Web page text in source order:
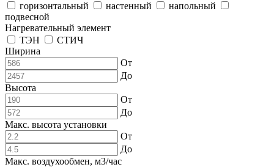
горизонтальный
настенный
напольный
подвесной
Нагревательный элемент
ТЭН
СТИЧ
Ширина
От
До
Высота
От
До
Макс. высота установки
От
До
Макс. воздухообмен, м3/час